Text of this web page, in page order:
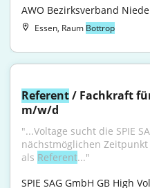
AWO Bezirksverband
Essen, Raum Bottrop
Referent / Fachkraft
m/w/d
"...Voltage sucht die SPIE
nächstmöglichen
als Referent..."
SPIE SAG GmbH GB High